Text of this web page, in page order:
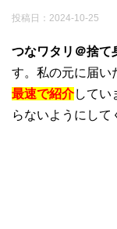
投稿日： 2024-10-25
つなワタリ＠捨て
す。私の元に届い
最速で紹介してい
らないようにして